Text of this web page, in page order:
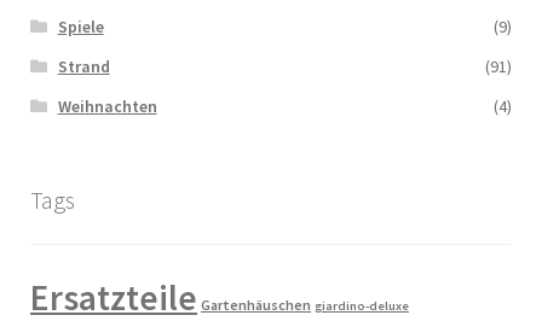
Spiele
(9)
Strand
(91)
Weihnachten
(4)
Tags
Ersatzteile Gartenhäuschen giardino-deluxe